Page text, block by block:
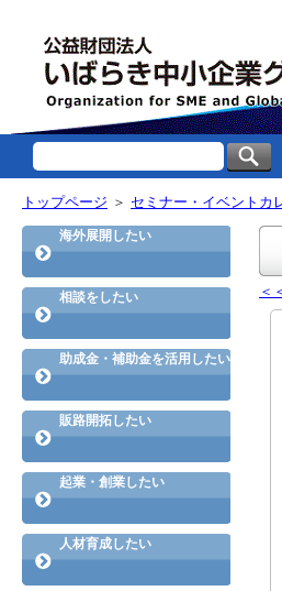
トップページ ＞ セミナー・イベントカ
＜
海外展開したい
相談をしたい
助成金・補助金を活用したい
販路開拓したい
起業・創業したい
人材育成したい